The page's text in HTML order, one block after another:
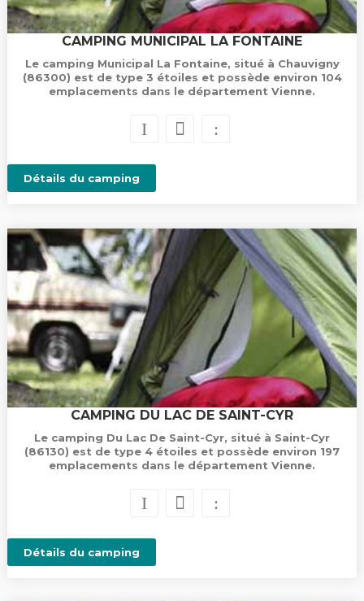
CAMPING MUNICIPAL LA FONTAINE
Le camping Municipal La Fontaine, situé à Chauvigny
(86300) est de type 3 étoiles et possède environ 104
emplacements dans le département Vienne.
Détails du camping
CAMPING DU LAC DE SAINT-CYR
Le camping Du Lac De Saint-Cyr, situé à Saint-Cyr
(86130) est de type 4 étoiles et possède environ 197
emplacements dans le département Vienne.
Détails du camping